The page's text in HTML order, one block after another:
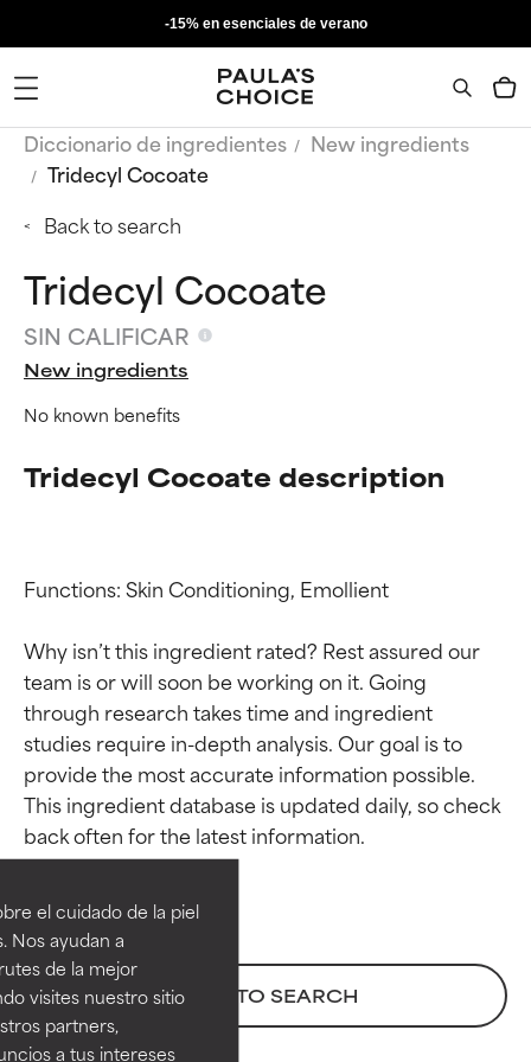
el cuidado de la piel
Nos ayudan a
de la mejor
visites nuestro sitio
partners,
a tus intereses
-15% en esenciales de verano
Diccionario de ingredientes
New ingredients
Tridecyl Cocoate
Back to search
Tridecyl Cocoate
SIN CALIFICAR
New ingredients
No known benefits
Tridecyl Cocoate description
Functions: Skin Conditioning, Emollient
Why isn’t this ingredient rated? Rest assured our
team is or will soon be working on it. Going
through research takes time and ingredient
studies require in-depth analysis. Our goal is to
provide the most accurate information possible.
This ingredient database is updated daily, so check
BACK TO SEARCH
Calificaciones de
ingredientes
EXCELENTE
Ingrediente sobresaliente con
beneficios reales para la piel. Su
Calificaciones de
ingredientes
EXCELENTE
Ingrediente sobresaliente con
beneficios reales para la piel. Su